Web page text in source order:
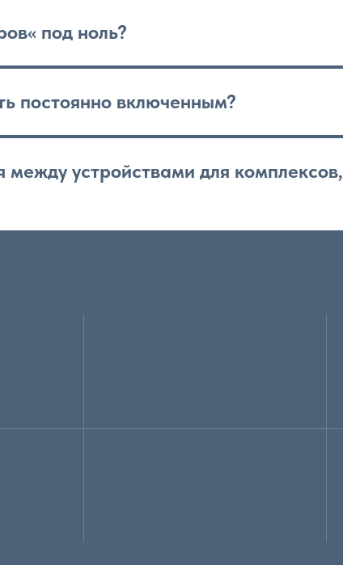
под ноль?
постоянно включенным?
устройствами для комплексов,